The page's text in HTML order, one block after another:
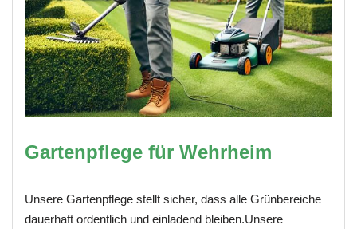
Gartenpflege für Wehrheim
Unsere Gartenpflege stellt sicher, dass alle Grünbereiche
dauerhaft ordentlich und einladend bleiben.Unsere